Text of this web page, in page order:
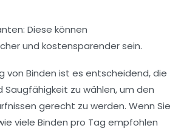
: Diese können
und kostensparender sein.
von Binden ist es entscheidend, die
Saugfähigkeit zu wählen, um den
gerecht zu werden. Wenn Sie
viele Binden pro Tag empfohlen